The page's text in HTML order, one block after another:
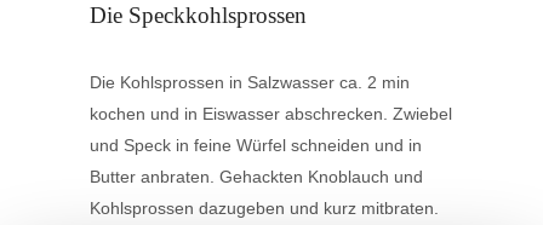
Die Speckkohlsprossen
Die Kohlsprossen in Salzwasser ca. 2 min
kochen und in Eiswasser abschrecken. Zwiebel
und Speck in feine Würfel schneiden und in
Butter anbraten. Gehackten Knoblauch und
Kohlsprossen dazugeben und kurz mitbraten.